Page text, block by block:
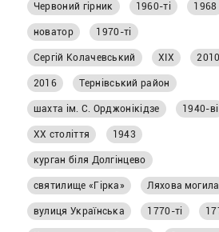
матеріалі «Першого
Криворізького».
Червоний гірник 1960-ті 1968
новатор 1970-ті
Сергій Колачевський ХІХ
2016 Тернівський район
шахта ім. С. Орджонікідзе 1940-ві
ХХ століття 1943
курган біля Долгінцево
святилище «Гірка» Ляхова могила
вулиця Українська 1770-ті